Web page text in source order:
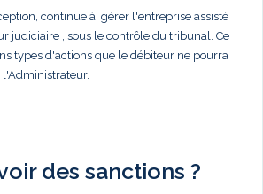
continue à gérer l'entreprise assisté
judiciaire , sous le contrôle du tribunal. Ce
types d'actions que le débiteur ne pourra
des sanctions ?